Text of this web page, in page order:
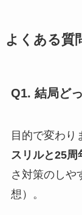
よくある質
Q1. 結局ど
目的で変わり
スリルと25周
さ対策のしや
想）。